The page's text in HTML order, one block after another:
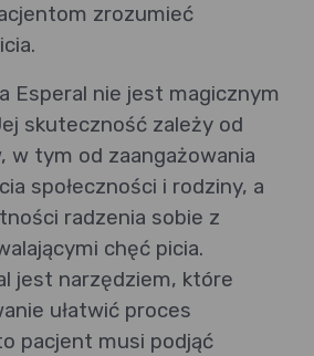
zrozumieć
Esperal nie jest magicznym
skuteczność zależy od
w tym od zaangażowania
społeczności i rodziny, a
radzenia sobie z
chęć picia.
jest narzędziem, które
ułatwić proces
pacjent musi podjąć